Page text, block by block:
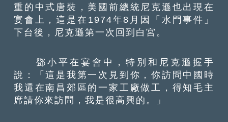
重的中式唐裝，美國前總統尼克遜也出現在
宴會上，這是在1974年8月因「水門事件」
下台後，尼克遜第一次回到白宮。
鄧小平在宴會中，特別和尼克遜握手
說：「這是我第一次見到你，你訪問中國時
我還在南昌郊區的一家工廠做工，得知毛主
席請你來訪問，我是很高興的。」